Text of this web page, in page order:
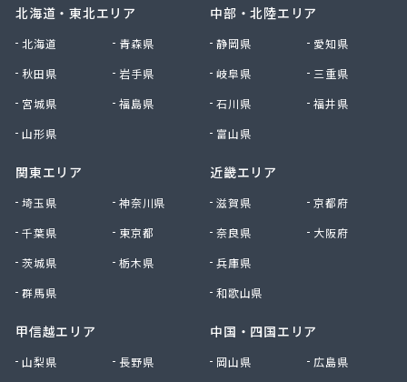
川津商店
川俣商販株式会社
早見商店
足利ガス事業組合配送センター
足利団地ガス株式会社
大塚プロパン
大田原エルピーガス保安センター協同組合
谷中田プロパン店
中央セントラルガス株式会社 宇都宮営業所
中央セントラルガス株式会社 那須営業所
町田屋商店出光興産大沢給油所
津吹商店
北海道・東北エリア
北海道
青森県
秋田県
岩手県
宮城県
福島県
山形県
関東エリア
埼玉県
神奈川県
千葉県
東京都
茨城県
栃木県
群馬県
甲信越エリア
山梨県
長野県
中部・北陸エリア
静岡県
愛知県
岐阜県
三重県
石川県
福井県
富山県
近畿エリア
滋賀県
京都府
奈良県
大阪府
兵庫県
和歌山県
中国・四国エリア
岡山県
広島県